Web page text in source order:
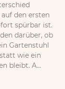
den ersten
spürbar ist.
darüber, ob
Gartenstuhl
wie ein
bleibt. A...